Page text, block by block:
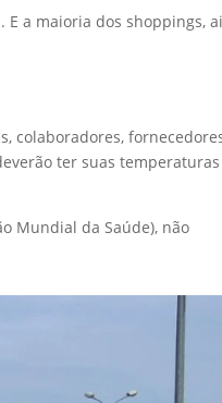
a maioria dos shoppings,
colaboradores,
ter suas temperaturas
Mundial da Saúde), não